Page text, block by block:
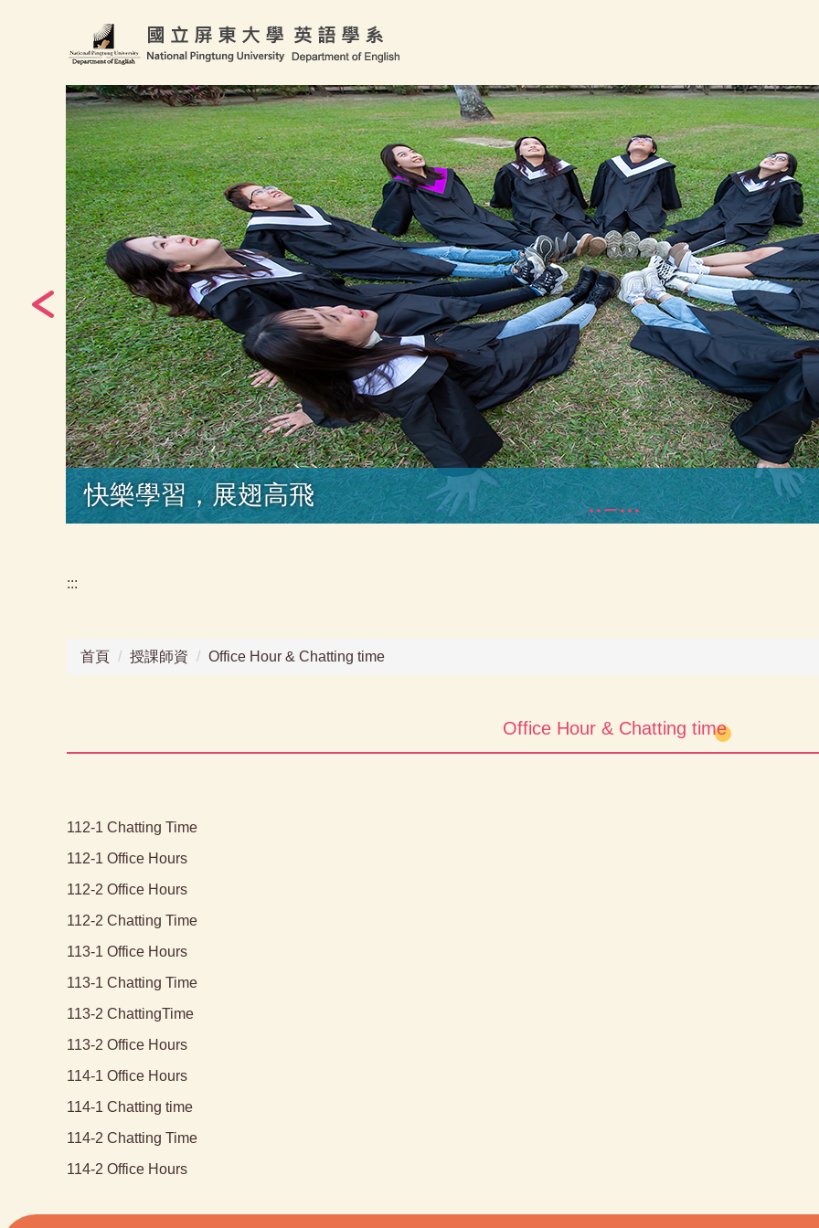
快樂學習，展翅高飛
:::
首頁 授課師資 Office Hour & Chatting time
Office Hour & Chatting time
112-1 Chatting Time
112-1 Office Hours
112-2 Office Hours
112-2 Chatting Time
113-1 Office Hours
113-1 Chatting Time
113-2 ChattingTime
113-2 Office Hours
114-1 Office Hours
114-1 Chatting time
114-2 Chatting Time
114-2 Office Hours